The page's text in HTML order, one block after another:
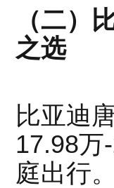
（二）
之选
比亚迪
17.98万
庭出行。